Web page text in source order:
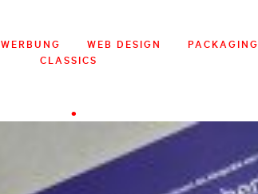
WERBUNG WEB DESIGN PACKAGING
CLASSICS